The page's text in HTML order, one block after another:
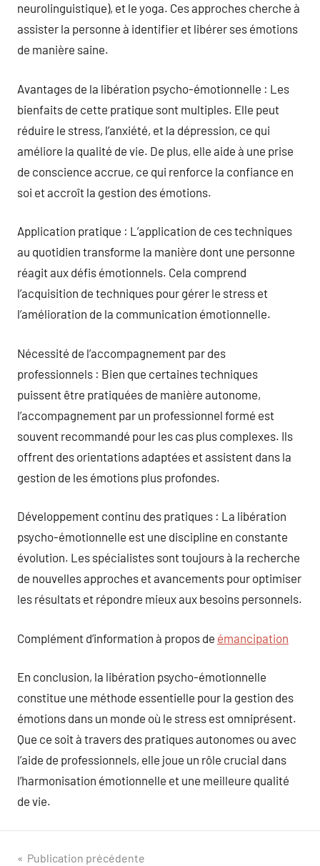
neurolinguistique), et le yoga. Ces approches cherche à
assister la personne à identifier et libérer ses émotions
de manière saine.
Avantages de la libération psycho-émotionnelle : Les
bienfaits de cette pratique sont multiples. Elle peut
réduire le stress, l’anxiété, et la dépression, ce qui
améliore la qualité de vie. De plus, elle aide à une prise
de conscience accrue, ce qui renforce la confiance en
soi et accroît la gestion des émotions.
Application pratique : L’application de ces techniques
au quotidien transforme la manière dont une personne
réagit aux défis émotionnels. Cela comprend
l’acquisition de techniques pour gérer le stress et
l’amélioration de la communication émotionnelle.
Nécessité de l’accompagnement par des
professionnels : Bien que certaines techniques
puissent être pratiquées de manière autonome,
l’accompagnement par un professionnel formé est
souvent recommandé pour les cas plus complexes. Ils
offrent des orientations adaptées et assistent dans la
gestion de les émotions plus profondes.
Développement continu des pratiques : La libération
psycho-émotionnelle est une discipline en constante
évolution. Les spécialistes sont toujours à la recherche
de nouvelles approches et avancements pour optimiser
les résultats et répondre mieux aux besoins personnels.
Complément d’information à propos de émancipation
En conclusion, la libération psycho-émotionnelle
constitue une méthode essentielle pour la gestion des
émotions dans un monde où le stress est omniprésent.
Que ce soit à travers des pratiques autonomes ou avec
l’aide de professionnels, elle joue un rôle crucial dans
l’harmonisation émotionnelle et une meilleure qualité
de vie.
Navigation
Publication précédente